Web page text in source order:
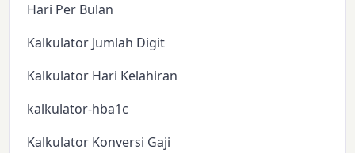
Hari Per Bulan
Kalkulator Jumlah Digit
Kalkulator Hari Kelahiran
kalkulator-hba1c
Kalkulator Konversi Gaji